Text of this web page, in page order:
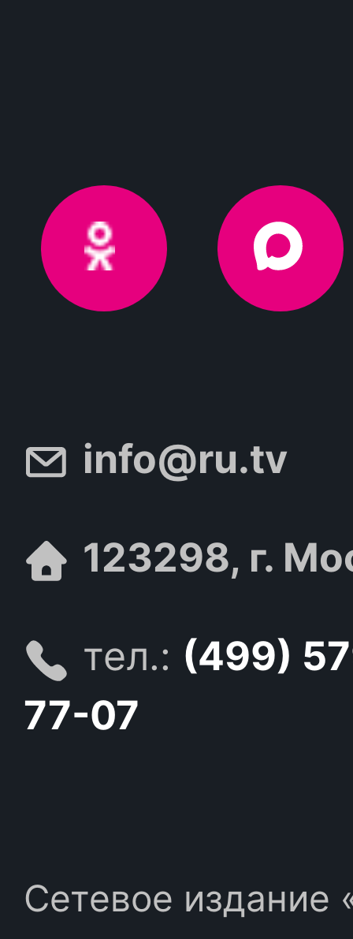
info@ru.tv
123298, г.
тел.: (499)
77-07
Сетевое издание